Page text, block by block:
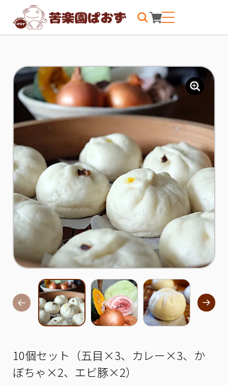
10個セット（五目×3、カレー×3、か
ぼちゃ×2、エビ豚×2）